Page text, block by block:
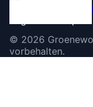
© 2026
vorbehalten.